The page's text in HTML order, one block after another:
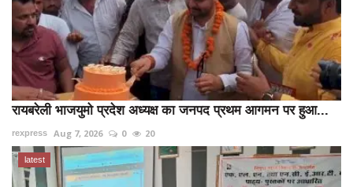
रायबरेली भाजयुमो प्रदेश अध्यक्ष का जनपद प्रथम आगमन पर हुआ...
rexpress Aug 7, 2026 0 20
latest